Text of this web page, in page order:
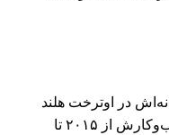
در اوترخت هلند
در سال ۲۰۱۹ که پس از حمله به کسب‌وکارش از ۲۰۱۵ تا